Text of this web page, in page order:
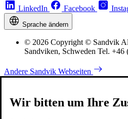
LinkedIn Facebook
Sprache ändern
© 2026 Copyright © Sandvik
Sandviken, Schweden Tel. +46
Andere Sandvik Webseiten
Wir bitten um Ihre